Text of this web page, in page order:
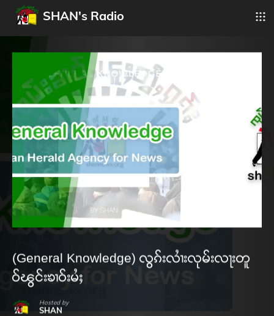
SHAN's Radio
(General Knowledge) လွၵ်းလၢႆးလုမ်းလႃးတူ
ဝ်ၽွင်းၶၢဝ်းမႆႈ
Hosted by
SHAN